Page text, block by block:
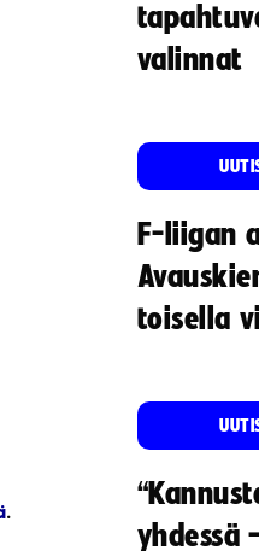
.
valinnat
F-liigan
toisella
yhdessä